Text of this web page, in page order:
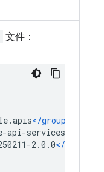
文件：